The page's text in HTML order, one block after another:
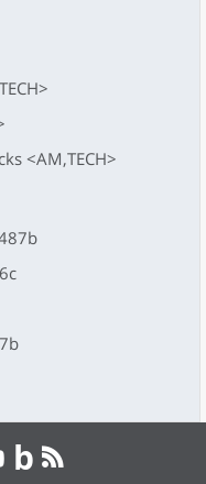
<AM,TECH>